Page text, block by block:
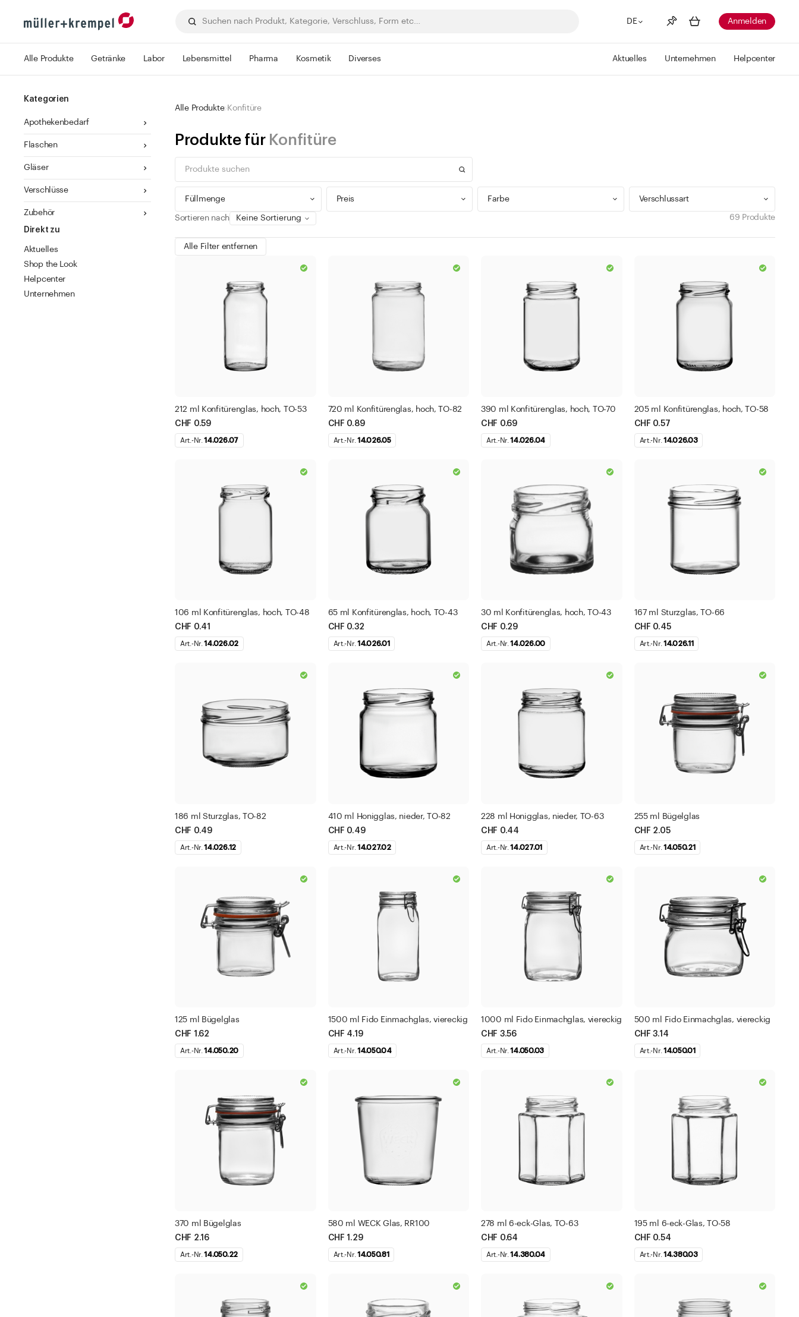
DE
Merkliste Mehr anzeigen
Anmelden
Alle Produkte Getränke Labor Lebensmittel Pharma Kosmetik Diverses Aktuelles Unternehmen Helpcenter
Kategorien
Apothekenbedarf
Flaschen
Gläser
Verschlüsse
Zubehör
Direkt zu
Aktuelles
Shop the Look
Helpcenter
Unternehmen
Alle Produkte Konfitüre
Produkte für Konfitüre
Füllmenge
100 - 299 ml
300 - 499 ml
1000 - 10.000 ml
Preis Farbe
blau
braun
transparent
kupfer
Schliessen
Verschlussart
Korkmündung
Sortieren nach 69 Produkte
Alle Filter entfernen
212 ml Konfitürenglas, hoch, TO-53
CHF 0.59
Art.-Nr.14.026.07
720 ml Konfitürenglas, hoch, TO-82
CHF 0.89
Art.-Nr. 14.026.05
390 ml Konfitürenglas, hoch, TO-70
CHF 0.69
Art.-Nr.14.026.04
205 ml Konfitürenglas, hoch, TO-58
CHF 0.57
Art.-Nr. 14.026.03
106 ml Konfitürenglas, hoch, TO-48
CHF 0.41
Art.-Nr.14.026.02
65 ml Konfitürenglas, hoch, TO-43
CHF 0.32
Art.-Nr. 14.026.01
30 ml Konfitürenglas, hoch, TO-43
CHF 0.29
Art.-Nr.14.026.00
167 ml Sturzglas, TO-66
CHF 0.45
Art.-Nr. 14.026.11
186 ml Sturzglas, TO-82
CHF 0.49
Art.-Nr.14.026.12
410 ml Honigglas, nieder, TO-82
CHF 0.49
Art.-Nr. 14.027.02
228 ml Honigglas, nieder, TO-63
CHF 0.44
Art.-Nr.14.027.01
255 ml Bügelglas
CHF 2.05
Art.-Nr. 14.050.21
125 ml Bügelglas
CHF 1.62
Art.-Nr.14.050.20
1500 ml Fido Einmachglas, viereckig
CHF 4.19
Art.-Nr. 14.050.04
1000 ml Fido Einmachglas, viereckig
CHF 3.56
Art.-Nr.14.050.03
500 ml Fido Einmachglas, viereckig
CHF 3.14
Art.-Nr. 14.050.01
370 ml Bügelglas
CHF 2.16
Art.-Nr.14.050.22
580 ml WECK Glas, RR100
CHF 1.29
Art.-Nr. 14.050.81
278 ml 6-eck-Glas, TO-63
CHF 0.64
Art.-Nr.14.380.04
195 ml 6-eck-Glas, TO-58
CHF 0.54
Art.-Nr. 14.380.03